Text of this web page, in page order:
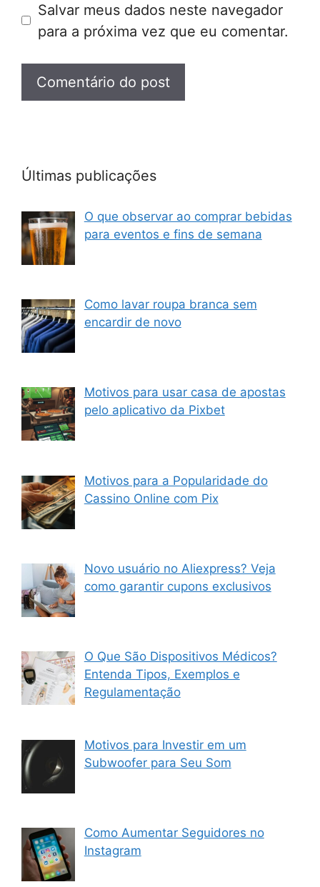
Salvar meus dados neste navegador
para a próxima vez que eu comentar.
Últimas publicações
O que observar ao comprar bebidas
para eventos e fins de semana
Como lavar roupa branca sem
encardir de novo
Motivos para usar casa de apostas
pelo aplicativo da Pixbet
Motivos para a Popularidade do
Cassino Online com Pix
Novo usuário no Aliexpress? Veja
como garantir cupons exclusivos
O Que São Dispositivos Médicos?
Entenda Tipos, Exemplos e
Regulamentação
Motivos para Investir em um
Subwoofer para Seu Som
Como Aumentar Seguidores no
Instagram